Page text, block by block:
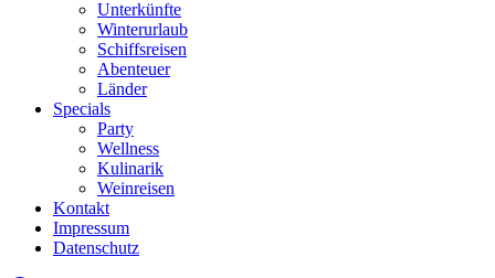
Unterkünfte
Winterurlaub
Schiffsreisen
Abenteuer
Länder
Specials
Party
Wellness
Kulinarik
Weinreisen
Kontakt
Impressum
Datenschutz